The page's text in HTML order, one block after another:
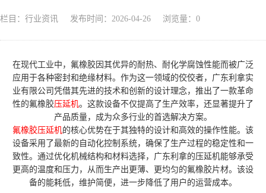
栏目：行业资讯 发布时间：2026-04-26 浏览量： 0
在现代工业中，氟橡胶因其优异的耐热、耐化学腐蚀性能而被广泛
应用于各种密封和绝缘材料。作为这一领域的佼佼者，广东利拿实
业有限公司凭借其先进的技术和创新的设计理念，推出了一款革命
性的氟橡胶压延机。这款设备不仅提高了生产效率，还显著提升了
产品质量，成为众多行业的首选解决方案。
氟橡胶压延机的核心优势在于其独特的设计和高效的操作性能。该
设备采用了最新的自动化控制系统，确保了生产过程的稳定性和一
致性。通过优化机械结构和材料选择，广东利拿的压延机能够承受
更高的温度和压力，从而生产出更薄、更均匀的氟橡胶片材。该设
备的能耗低，维护简便，进一步降低了用户的运营成本。